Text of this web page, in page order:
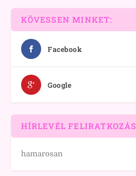
KÖVESSEN MINKET:
Facebook
Google
HÍRLEVÉL FELIRATKOZÁS
hamarosan